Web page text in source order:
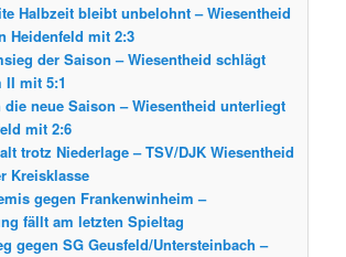
Halbzeit bleibt unbelohnt – Wiesentheid
Heidenfeld mit 2:3
der Saison – Wiesentheid schlägt
II mit 5:1
die neue Saison – Wiesentheid unterliegt
mit 2:6
trotz Niederlage – TSV/DJK Wiesentheid
Kreisklasse
gegen Frankenwinheim –
fällt am letzten Spieltag
gegen SG Geusfeld/Untersteinbach –